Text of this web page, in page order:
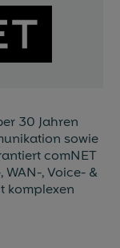
30 Jahren
sowie
comNET
WAN-, Voice- &
komplexen